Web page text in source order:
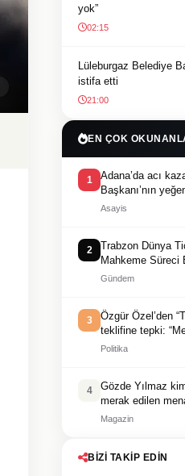
yok”
02:15
Lüleburgaz Belediye
istifa etti
21:00
EN ÇOK
1
Adana’da acı
Başkanı’nın
Asayis
2
Trabzon Dünya
Mahkeme Süreci
Zaman
Gündem
3
Özgür Özel’den
teklifine tepki:
Politika
4
Gözde Yılmaz
merak edilen
Magazin
BIZI TAKIP EDIN